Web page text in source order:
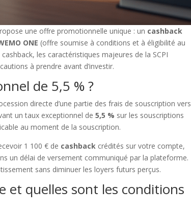
une offre promotionnelle unique : un cashback
ONE (offre soumise à conditions et à éligibilité au
les caractéristiques majeures de la SCPI
à prendre avant d’investir.
de 5,5 % ?
directe d’une partie des frais de souscription vers
un taux exceptionnel de5,5 % sur les souscriptions
au moment de la souscription.
1 100 € de cashback crédités sur votre compte,
un délai de versement communiqué par la plateforme.
sans diminuer les loyers futurs perçus.
et quelles sont les conditions